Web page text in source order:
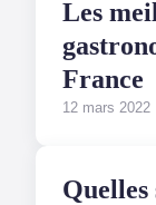
Les
France
12 mars 2022
Quelles